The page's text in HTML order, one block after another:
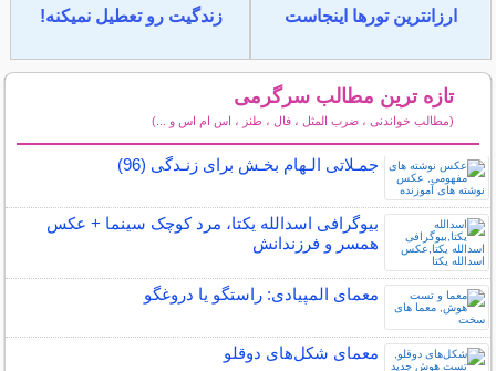
ارزانترین تورها اینجاست
زندگیت رو تعطیل نمیکنه!
تازه ترین مطالب سرگرمی
(مطالب خواندنی ، ضرب المثل ، فال ، طنز ، اس ام اس و ...)
جمـلاتی الـهام بخـش برای زنـدگی (96)
بیوگرافی اسدالله یکتا، مرد کوچک سینما + عکس
همسر و فرزندانش
معمای المپیادی: راستگو یا دروغگو
معمای شکل‌های دوقلو